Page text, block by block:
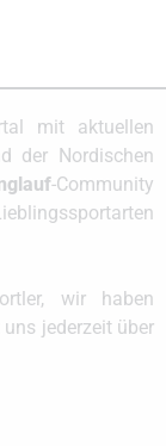
mit aktuellen
der Nordischen
-Community
wir haben
jederzeit über